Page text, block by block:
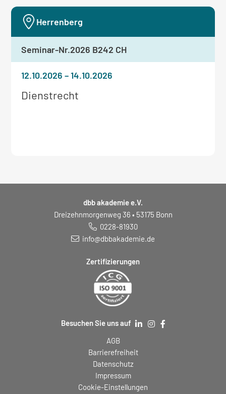
Weitere
Dienstrecht
12.10.2026–14.10.2026
Herrenberg
Seminar-Nr.2026 B242 CH
dbb akademie e.V.
Dreizehnmorgenweg 36 • 53175 Bonn
0228-81930
info@dbbakademie.de
Zertifizierungen
Besuchen Sie uns auf
AGB
Barrierefreiheit
Datenschutz
Impressum
Cookie-Einstellungen